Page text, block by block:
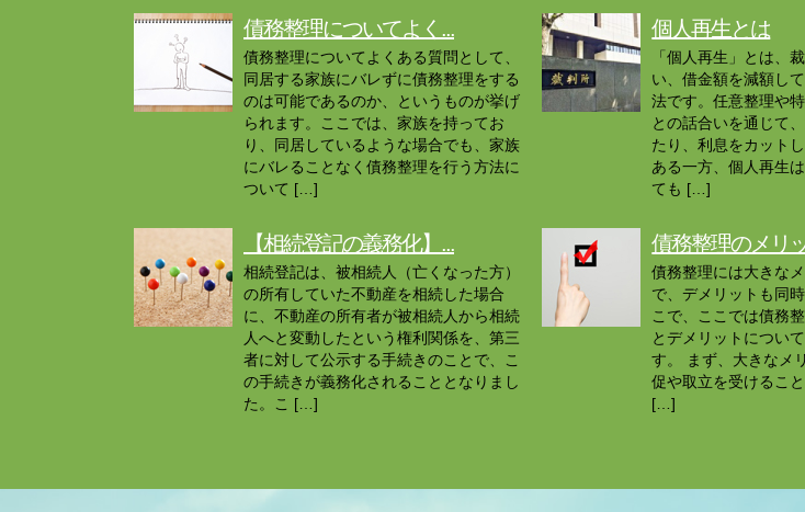
債務整理についてよく...
債務整理についてよくある質問として、
同居する家族にバレずに債務整理をする
のは可能であるのか、というものが挙げ
られます。ここでは、家族を持ってお
り、同居しているような場合でも、家族
にバレることなく債務整理を行う方法に
ついて […]
個人再生とは
「個人再生」とは、
い、借金額を減額し
法です。任意整理や
との話合いを通じて
たり、利息をカット
ある一方、個人再生
ても […]
【相続登記の義務化】...
相続登記は、被相続人（亡くなった方）
の所有していた不動産を相続した場合
に、不動産の所有者が被相続人から相続
人へと変動したという権利関係を、第三
者に対して公示する手続きのことで、こ
の手続きが義務化されることとなりまし
た。こ […]
債務整理のメリ
債務整理には大きな
で、デメリットも同
こで、ここでは債務
とデメリットについ
す。 まず、大きなメ
促や取立を受けるこ
[…]